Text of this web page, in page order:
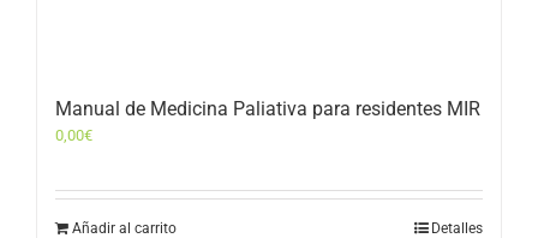
Manual de Medicina Paliativa para residentes MIR
0,00€
Añadir al carrito Detalles